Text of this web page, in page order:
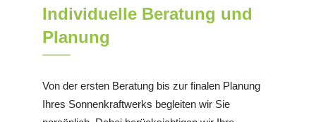
Individuelle Beratung und
Planung
Von der ersten Beratung bis zur finalen Planung
Ihres Sonnenkraftwerks begleiten wir Sie